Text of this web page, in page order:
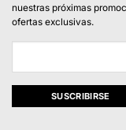
nuestras próximas
ofertas exclusivas.